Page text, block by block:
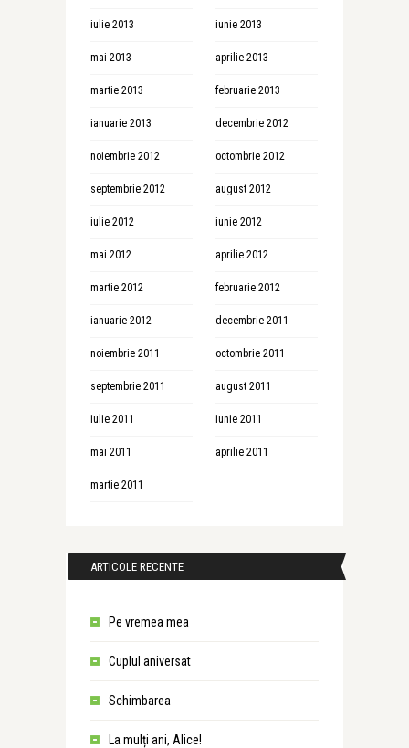
iulie 2013 iunie 2013
mai 2013 aprilie 2013
martie 2013 februarie 2013
ianuarie 2013 decembrie 2012
noiembrie 2012 octombrie 2012
septembrie 2012 august 2012
iulie 2012 iunie 2012
mai 2012 aprilie 2012
martie 2012 februarie 2012
ianuarie 2012 decembrie 2011
noiembrie 2011 octombrie 2011
septembrie 2011 august 2011
iulie 2011 iunie 2011
mai 2011 aprilie 2011
martie 2011
ARTICOLE RECENTE
Pe vremea mea
Cuplul aniversat
Schimbarea
La mulți ani, Alice!